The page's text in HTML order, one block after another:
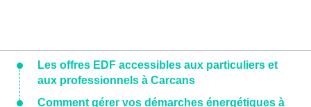
Les offres EDF accessibles aux particuliers et
aux professionnels à Carcans
Comment gérer vos démarches énergétiques à